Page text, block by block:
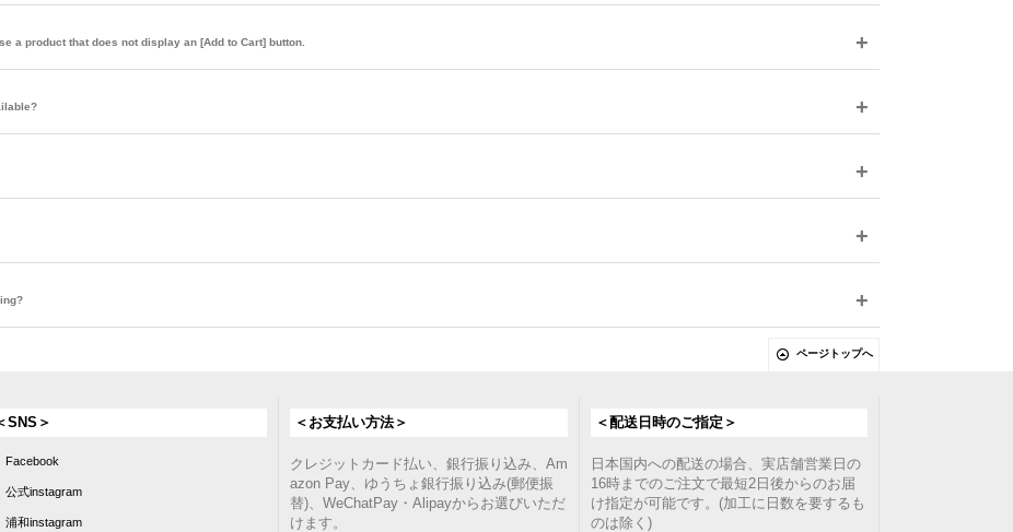
a product that does not display an [Add to Cart] button.
ページトップへ
SNS＞
Facebook
公式instagram
浦和instagram
＜お支払い方法＞
クレジットカード払い、銀行振り込み、Am
azon Pay、ゆうちょ銀行振り込み(郵便振
替)、WeChatPay・Alipayからお選びいただ
けます。
＜配送日時のご指定＞
日本国内への配送の場合、実店舗営業日の
16時までのご注文で最短2日後からのお届
け指定が可能です。(加工に日数を要するも
のは除く)